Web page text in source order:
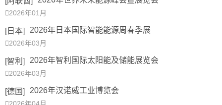
2026年01月
[日本] 2026年日本国际智能能源周春季展
2026年03月
[智利] 2026年智利国际太阳能及储能展览会
2026年03月
[德国] 2026年汉诺威工业博览会